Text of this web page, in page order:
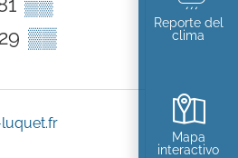
Reporte del
clima
Mapa
interactivo
▒▒